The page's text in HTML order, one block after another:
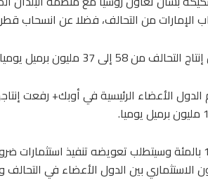
الإمارات من التحالف، فضلا عن
يوميا خلال السنوات العشر الماضية”.
الاستثماري بين الدول الأعضاء في التحالف